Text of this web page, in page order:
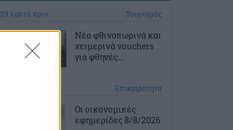
29 λεπτά πριν Τουρισμός
Νέα φθινοπωρινά και
χειμερινά vouchers
για φθηνές...
Επικαιρότητα
Οι οικονομικές
εφημερίδες 8/8/2026